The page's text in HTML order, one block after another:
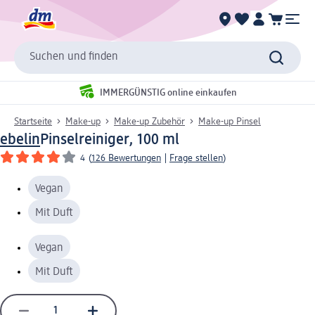
Suchen und finden
IMMERGÜNSTIG online einkaufen
Startseite Make-up Make-up Zubehör Make-up Pinsel
ebelinPinselreiniger, 100 ml
4 (126 Bewertungen Frage stellen)
Vegan
Mit Duft
Vegan
Mit Duft